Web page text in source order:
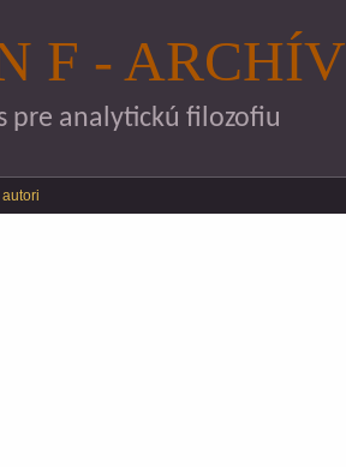
F - ARCHÍV
pre analytickú filozofiu
autori